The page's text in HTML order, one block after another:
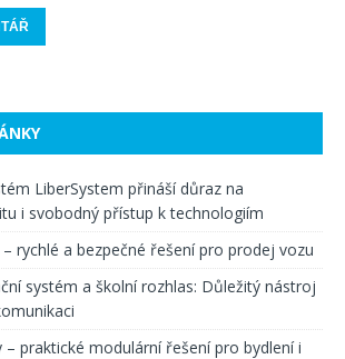
LiberSystem přináší důraz na
i svobodný přístup k technologiím
rychlé a bezpečné řešení pro prodej vozu
systém a školní rozhlas: Důležitý nástroj
praktické modulární řešení pro bydlení i